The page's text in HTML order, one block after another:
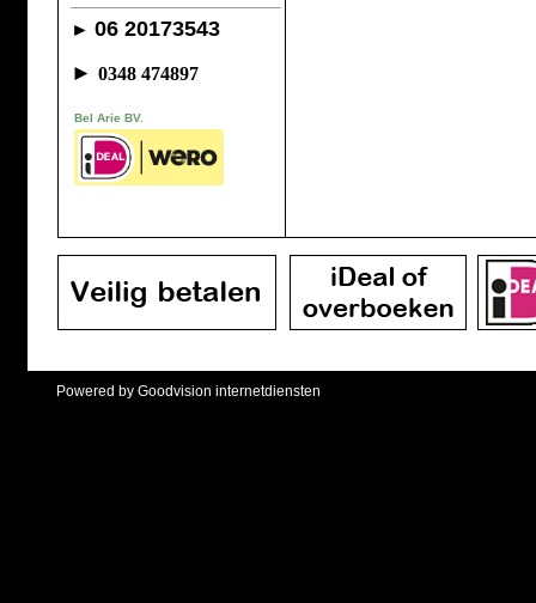
► 06 20173543
► 0348 474897
Bel Arie BV.
Powered by Goodvision internetdiensten